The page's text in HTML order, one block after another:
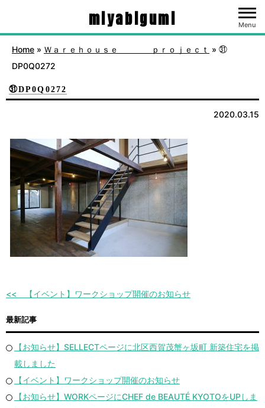
miyabigumi Menu
Home » Ｗａｒｅｈｏｕｓｅ ｐｒｏｊｅｃｔ » ㉛
DP0Q0272
㉛DP0Q0272
2020.03.15
【イベント】ワークショップ開催のお知らせ
最新記事
【お知らせ】SELLECTページに北区西賀茂蟹ヶ坂町 新築住宅を掲
載しました
【イベント】ワークショップ開催のお知らせ
【お知らせ】WORKページにCHEF de BEAUTÉ KYOTOをUPしま